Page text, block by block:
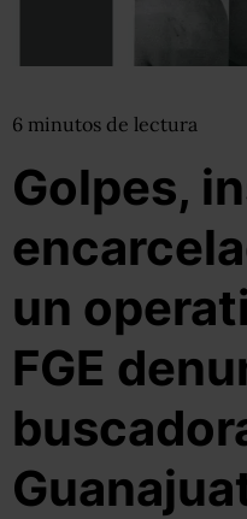
6 minutos de lectura
Golpes,
un
FGE